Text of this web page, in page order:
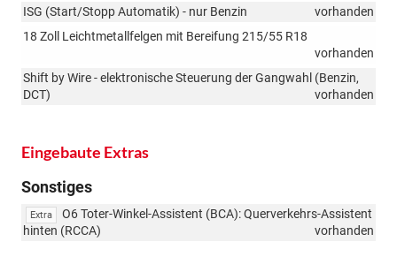
ISG (Start/Stopp Automatik) - nur Benzin
vorhanden
18 Zoll Leichtmetallfelgen mit Bereifung 215/55 R18
vorhanden
Shift by Wire - elektronische Steuerung der Gangwahl (Benzin,
DCT)
vorhanden
Eingebaute Extras
Sonstiges
Extra
O6 Toter-Winkel-Assistent (BCA): Querverkehrs-Assistent
hinten (RCCA)
vorhanden